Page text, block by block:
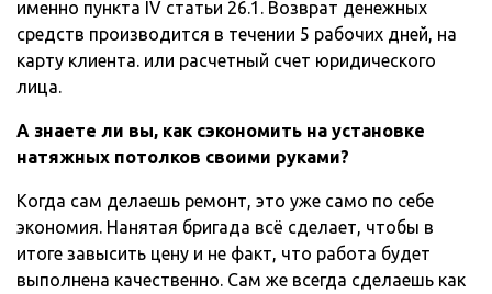
именно пункта IV статьи 26.1. Возврат денежных
средств производится в течении 5 рабочих дней, на
карту клиента. или расчетный счет юридического
лица.
А знаете ли вы, как сэкономить на установке
натяжных потолков своими руками?
Когда сам делаешь ремонт, это уже само по себе
экономия. Нанятая бригада всё сделает, чтобы в
итоге завысить цену и не факт, что работа будет
выполнена качественно. Сам же всегда сделаешь как